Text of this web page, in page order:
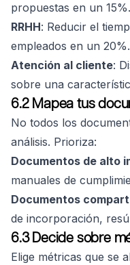
propuestas en un 15%.
RRHH: Reducir el
empleados en un 20%.
Atención al cliente:
sobre una
6.2 Mapea tus
No todos los
análisis. Prioriza:
Documentos de alto
manuales de
Documentos
de incorporación,
6.3 Decide sobre
Elige métricas que se